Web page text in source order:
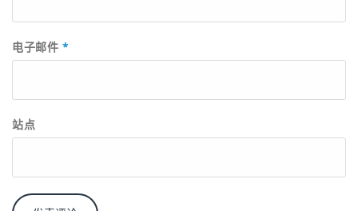
电子邮件 *
站点